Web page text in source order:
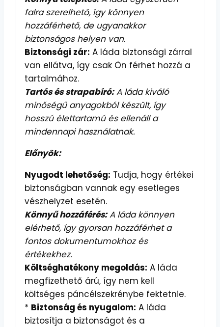
falra szerelhető, így könnyen
hozzáférhető, de ugyanakkor
biztonságos helyen van.
Biztonsági zár: A láda biztonsági zárral
van ellátva, így csak Ön férhet hozzá a
tartalmához.
Tartós és strapabíró:A láda kiváló
minőségű anyagokból készült, így
hosszú élettartamú és ellenáll a
mindennapi használatnak.
Előnyök:
Nyugodt lehetőség: Tudja, hogy értékei
biztonságban vannak egy esetleges
vészhelyzet esetén.
Könnyű hozzáférés:A láda könnyen
elérhető, így gyorsan hozzáférhet a
fontos dokumentumokhoz és
értékekhez.
Költséghatékony megoldás: A láda
megfizethető árú, így nem kell
költséges páncélszekrénybe fektetnie.
* Biztonság és nyugalom: A láda
biztosítja a biztonságot és a